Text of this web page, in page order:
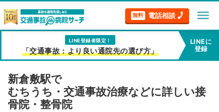
無料 電話相談 menu
LINE登録者限定！
「交通事故：より良い通院先の選び方」
LINEに
登録
新倉敷駅で
むちうち・交通事故治療などに詳しい接
骨院・整骨院